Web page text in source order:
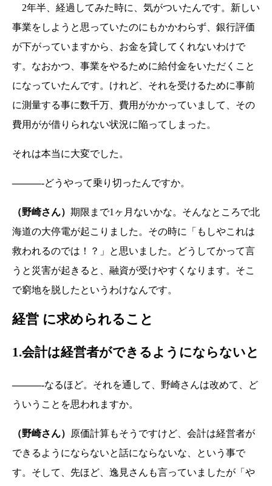
2年半、経過してみた時に、気がついたんです。新しい
事業をしようと思っていたのにもかかわらず、銀行評価
が下がっていますから、お金を貸してくれないわけで
す。なおかつ、事業をやるために給付金をいただくこと
になっていたんです。けれど、それを受けるために事前
に測量する事に数千万、費用がかかっていまして、その
費用がが借りられない状況に陥ってしまった。
それは本当に大変でした。
———-どうやって乗り切ったんですか。
（野崎さん） 期限まで1ヶ月ないかな。そんなところで北
海道の大停電が起こりました。その時に「もしやこれは
救われるのでは！？」と思いました。どうしてかって言
うと災害が起きると、融資が受けやすくなります。そこ
で窮地を脱したというわけなんです。
経営 に求められること
1.会計は経営者ができるようにならないと
———-なるほど。それを通して、野崎さんは改めて、ど
ういうことを思われますか。
（野崎さん） 原価計算もそうですけど、会計は経営者が
できるようにならないと話にならないな、という事で
す。そして、先ほど、逸見さんも言っていましたが「や